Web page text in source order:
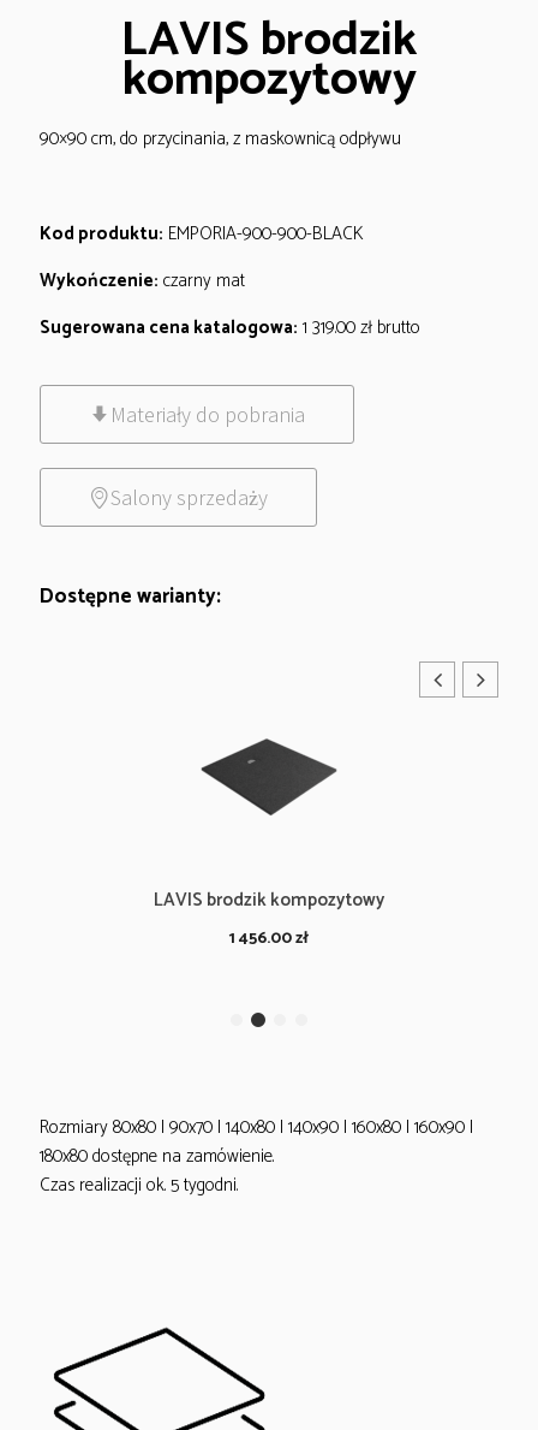
LAVIS brodzik
kompozytowy
90×90 cm, do przycinania, z maskownicą odpływu
Kod produktu: EMPORIA-900-900-BLACK
Wykończenie: czarny mat
Sugerowana cena katalogowa: 1 319.00zł brutto
Materiały do pobrania
Salony sprzedaży
Dostępne warianty:
LAVIS brodzik kompozytowy
1 456.00zł
Rozmiary 80x80 | 90x70 | 140x80 | 140x90 | 160x80 | 160x90 |
180x80 dostępne na zamówienie.
Czas realizacji ok. 5 tygodni.